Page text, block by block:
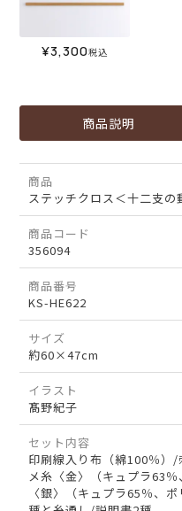
¥3,300税込
商品説明
商品
ステッチクロス＜十二支の
商品コード
356094
商品番号
KS-HE622
サイズ
約60×47cm
イラスト
髙野紀子
セット内容
印刷線入り布（綿100％）
メ糸〈金〉（キュプラ63
〈銀〉（キュプラ65％、